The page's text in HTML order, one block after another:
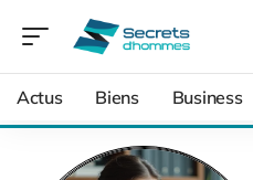
Actus Biens Business